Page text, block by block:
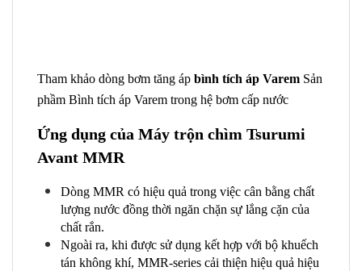
Tham khảo dòng bơm tăng áp bình tích áp Varem Sản
phầm Bình tích áp Varem trong hệ bơm cấp nước
Ứng dụng của Máy trộn chìm Tsurumi
Avant MMR
Dòng MMR có hiệu quả trong việc cân bằng chất
lượng nước đồng thời ngăn chặn sự lắng cặn của
chất rắn.
Ngoài ra, khi được sử dụng kết hợp với bộ khuếch
tán không khí, MMR-series cải thiện hiệu quả hiệu